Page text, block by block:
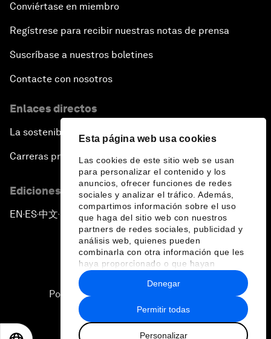
Esta página web usa cookies
Las cookies de este sitio web se usan
para personalizar el contenido y los
anuncios, ofrecer funciones de redes
sociales y analizar el tráfico. Además,
compartimos información sobre el uso
que haga del sitio web con nuestros
partners de redes sociales, publicidad y
análisis web, quienes pueden
combinarla con otra información que les
haya proporcionado o que hayan
recopilado a partir del uso que haya
hecho de sus servicios.
Permitir todas
Personalizar
Denegar
Conviértase en miembro
Regístrese para recibir nuestras notas de prensa
Suscríbase a nuestros boletines
Contacte con nosotros
Enlaces directos
La sostenibilidad en el Foro
Carreras profesionales
Ediciones en otros idiomas
EN ▪ES▪中文▪ 日本語
Política de privacidad y normas de uso
Sitemap